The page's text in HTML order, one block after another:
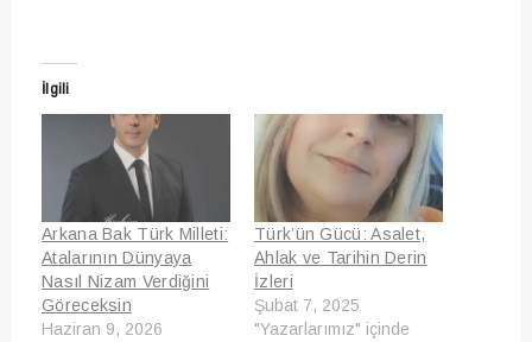
İlgili
Arkana Bak Türk Milleti:
Atalarının Dünyaya
Nasıl Nizam Verdiğini
Göreceksin
Haziran 9, 2026
Türk’ün Gücü: Asalet,
Ahlak ve Tarihin Derin
İzleri
Şubat 7, 2025
"Yazarlarımız" içinde